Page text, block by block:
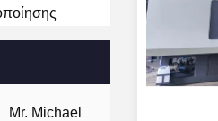
Σχήματος
Mr. Michael